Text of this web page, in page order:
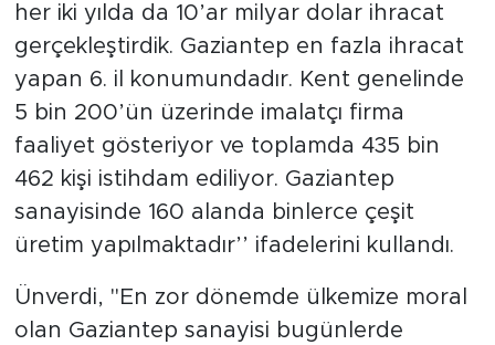
her iki yılda da 10’ar milyar dolar ihracat
gerçekleştirdik. Gaziantep en fazla ihracat
yapan 6. il konumundadır. Kent genelinde
5 bin 200’ün üzerinde imalatçı firma
faaliyet gösteriyor ve toplamda 435 bin
462 kişi istihdam ediliyor. Gaziantep
sanayisinde 160 alanda binlerce çeşit
üretim yapılmaktadır’’ ifadelerini kullandı.
Ünverdi, "En zor dönemde ülkemize moral
olan Gaziantep sanayisi bugünlerde